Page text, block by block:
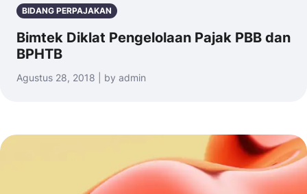
BIDANG PERPAJAKAN
Bimtek Diklat Pengelolaan Pajak PBB dan
BPHTB
Agustus 28, 2018 | by admin